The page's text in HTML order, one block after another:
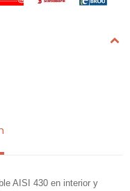
AISI 430 en interior y